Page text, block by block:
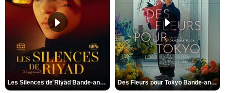
Les Silences de Riyad Bande-annonce VO STFR Des Fleurs pour Tokyo Bande-annonce VO STFR